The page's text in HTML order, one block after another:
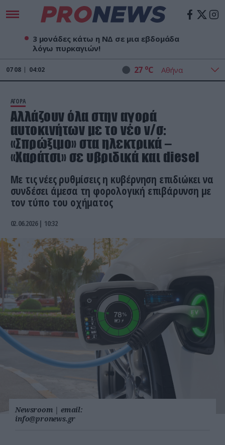
3 μονάδες κάτω η ΝΔ σε μια εβδομάδα
λόγω πυρκαγιών!
07 08 04:02 27 oC
ΑΓΟΡΑ
Αλλάζουν όλα στην αγορά
αυτοκινήτων με το νέο ν/σ:
«Σπρώξιμο» στα ηλεκτρικά –
«Χαράτσι» σε υβριδικά και diesel
Με τις νέες ρυθμίσεις η κυβέρνηση επιδιώκει να
συνδέσει άμεσα τη φορολογική επιβάρυνση με
τον τύπο του οχήματος
02.06.2026 | 10:32
Newsroom | email:
info@pronews.gr